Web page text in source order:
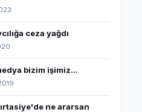
ceza yağdı
bizim işimiz...
ne ararsan